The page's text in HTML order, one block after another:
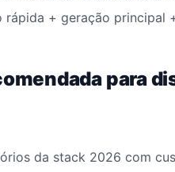
rápida + geração principal
para
da stack 2026 com